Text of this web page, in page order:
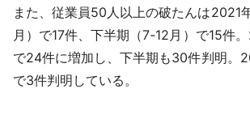
また、従業員50人以上の破たんは2021
月）で17件、下半期（7-12月）で15件
で24件に増加し、下半期も30件判明。
で3件判明している。